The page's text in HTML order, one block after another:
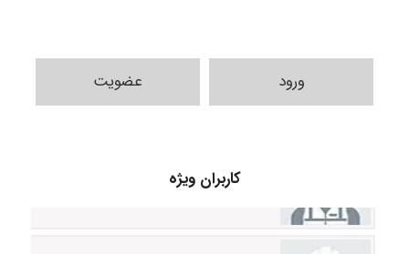
ورود عضویت
کاربران ویژه